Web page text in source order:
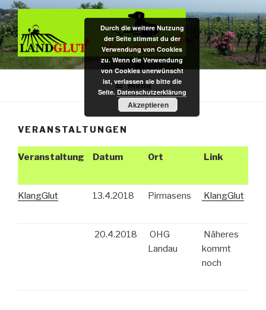
Zum
Inhalt
springen
DAS BIO KAUHOLZ AUS DER
Hundekauspielzeug / Zahnpflege- u. Kauholz / Dekoartikel f.
Nagarium u. Terrarium – das Original aus pfälzer Bio-Rebenholz
Menü
VERANSTALTUNGEN
Veranstaltung Datum Ort Link
KlangGlut 13.4.2018 Pirmasens KlangGlut
20.4.2018
OHG
Landau
Näheres
kommt
noch
Durch die weitere Nutzung
der Seite stimmst du der
Verwendung von Cookies
zu. Wenn die Verwendung
von Cookies unerwünscht
ist, verlassen sie bitte die
Seite. Datenschutzerklärung
Akzeptieren